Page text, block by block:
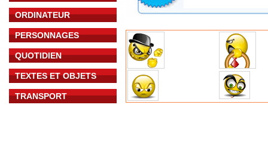
ORDINATEUR
PERSONNAGES
QUOTIDIEN
TEXTES ET OBJETS
TRANSPORT